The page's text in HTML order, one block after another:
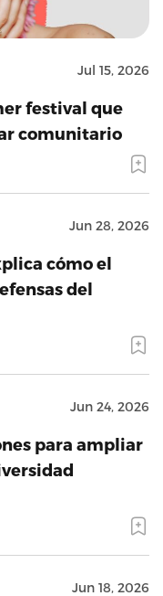
Jul 15, 2026
festival que
comunitario
Jun 28, 2026
cómo el
del
Jun 24, 2026
para ampliar
Jun 18, 2026